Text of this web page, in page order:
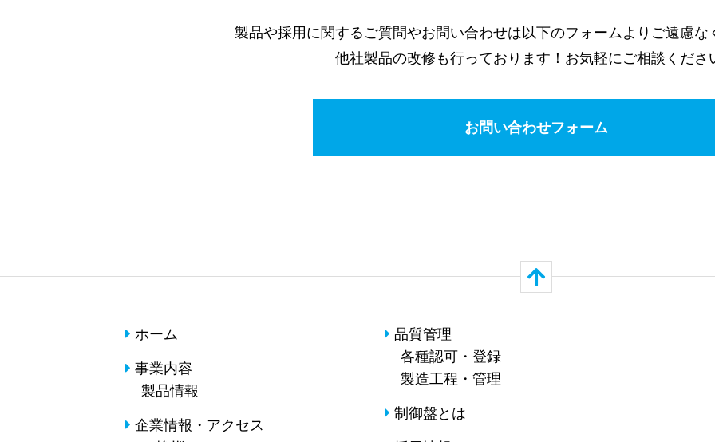
製品や採用に関するご質問やお問い合わせは以下のフォームよりご遠慮な
他社製品の改修も行っております！お気軽にご相談くださ
お問い合わせフォーム
ホーム
事業内容
製品情報
企業情報・アクセス
品質管理
各種認可・登録
製造工程・管理
制御盤とは